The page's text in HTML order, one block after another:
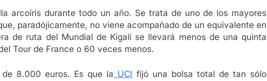
arcoíris durante todo un año. Se trata de uno de los mayores
paradójicamente, no viene acompañado de un equivalente en
de ruta del Mundial de Kigali se llevará menos de una quinta
Tour de France o 60 veces menos.
8.000 euros. Es que la UCI fijó una bolsa total de tan sólo